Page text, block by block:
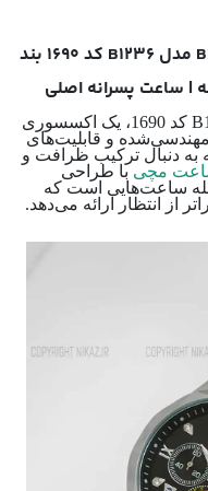
ساعت مچی مردانه بین باند BINBOND مدل B1236 کد 1690 بند
| ساعت پسرانه اصلی
ساعت مچی مردانه بین باند مدل B1236 کد 1690، یک اکسسوری
و قابلیت‌های
به دنبال ترکیب ظرافت و
مچی با طراحی
ساعت‌هایی است که
از انتظار ارائه می‌دهد.